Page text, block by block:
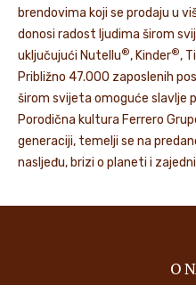
brendovima koji se prodaju u
donosi radost ljudima širom
uključujući Nutellu®, Kinder®,
Približno 47.000 zaposlenih
širom svijeta omoguće slavlje
Porodična kultura Ferrero
generaciji, temelji se na
nasljeđu, brizi o planeti i
O